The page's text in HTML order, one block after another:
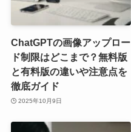
ChatGPTの画像アップロー
ド制限はどこまで？無料版
と有料版の違いや注意点を
徹底ガイド
2025年10月9日